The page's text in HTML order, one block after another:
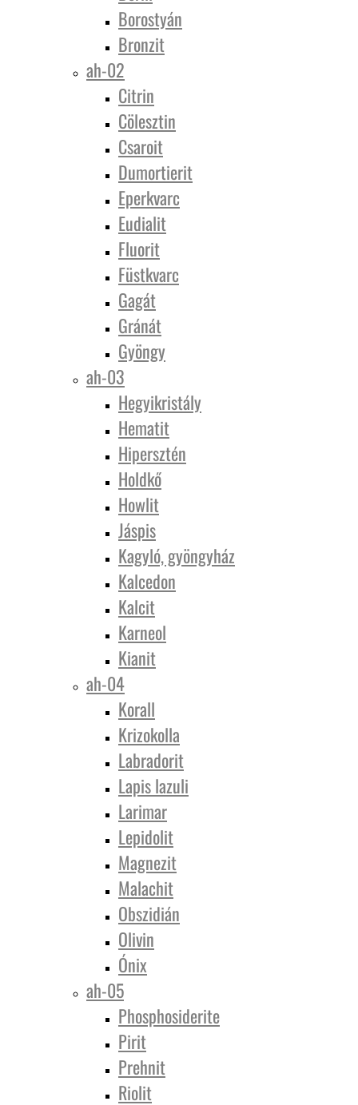
Borostyán
Bronzit
ah-02
Citrin
Cölesztin
Csaroit
Dumortierit
Eperkvarc
Eudialit
Fluorit
Füstkvarc
Gagát
Gránát
Gyöngy
ah-03
Hegyikristály
Hematit
Hipersztén
Holdkő
Howlit
Jáspis
Kagyló, gyöngyház
Kalcedon
Kalcit
Karneol
Kianit
ah-04
Korall
Krizokolla
Labradorit
Lapis lazuli
Larimar
Lepidolit
Magnezit
Malachit
Obszidián
Olivin
Ónix
ah-05
Phosphosiderite
Pirit
Prehnit
Riolit